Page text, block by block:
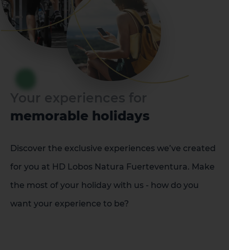
Your experiences for
memorable holidays
Discover the exclusive experiences we’ve created
for you at HD Lobos Natura Fuerteventura. Make
the most of your holiday with us - how do you
want your experience to be?